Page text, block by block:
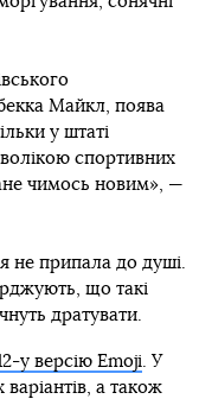
Майкл, поява
у штаті
спортивних
чимось новим», —
не припала до душі.
що такі
дратувати.
у версію Emoji. У
а також